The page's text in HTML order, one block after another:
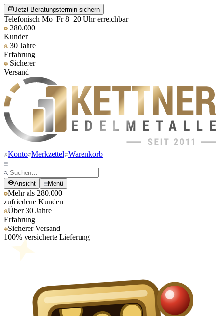
Jetzt Beratungstermin sichern
Telefonisch Mo–Fr 8–20 Uhr erreichbar
280.000
Kunden
30 Jahre
Erfahrung
Sicherer
Versand
Konto Merkzettel Warenkorb
Ansicht Menü
Mehr als 280.000
zufriedene Kunden
Über 30 Jahre
Erfahrung
Sicherer Versand
100% versicherte Lieferung